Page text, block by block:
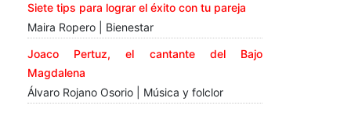
Siete tips para lograr el éxito con tu pareja
Maira Ropero | Bienestar
Joaco Pertuz, el cantante del Bajo
Magdalena
Álvaro Rojano Osorio | Música y folclor